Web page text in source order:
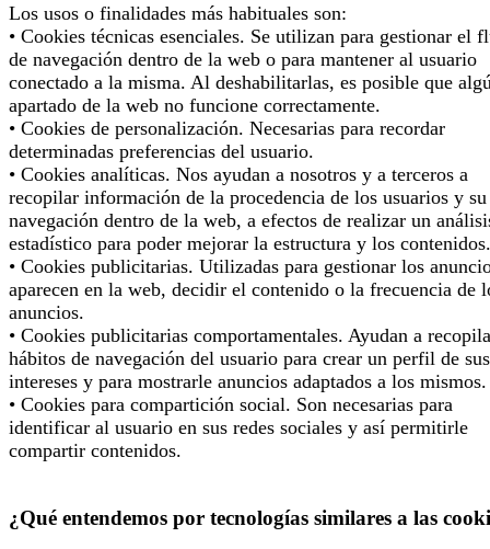
Los usos o finalidades más habituales son:
• Cookies técnicas esenciales. Se utilizan para gestionar el
de navegación dentro de la web o para mantener al usuario
conectado a la misma. Al deshabilitarlas, es posible que
apartado de la web no funcione correctamente.
• Cookies de personalización. Necesarias para recordar
determinadas preferencias del usuario.
• Cookies analíticas. Nos ayudan a nosotros y a terceros a
recopilar información de la procedencia de los usuarios y su
navegación dentro de la web, a efectos de realizar un
estadístico para poder mejorar la estructura y los contenidos.
• Cookies publicitarias. Utilizadas para gestionar los
aparecen en la web, decidir el contenido o la frecuencia de
anuncios.
• Cookies publicitarias comportamentales. Ayudan a
hábitos de navegación del usuario para crear un perfil de sus
intereses y para mostrarle anuncios adaptados a los mismos.
• Cookies para compartición social. Son necesarias para
identificar al usuario en sus redes sociales y así permitirle
compartir contenidos.
¿Qué entendemos por tecnologías similares a las